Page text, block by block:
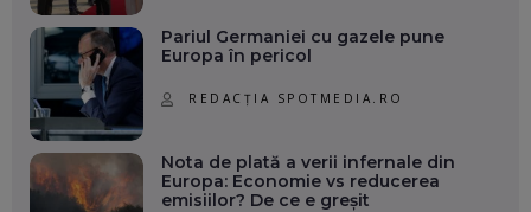
Pariul Germaniei cu gazele pune
Europa în pericol
REDACȚIA SPOTMEDIA.RO
Nota de plată a verii infernale din
Europa: Economie vs reducerea
emisiilor? De ce e greșit